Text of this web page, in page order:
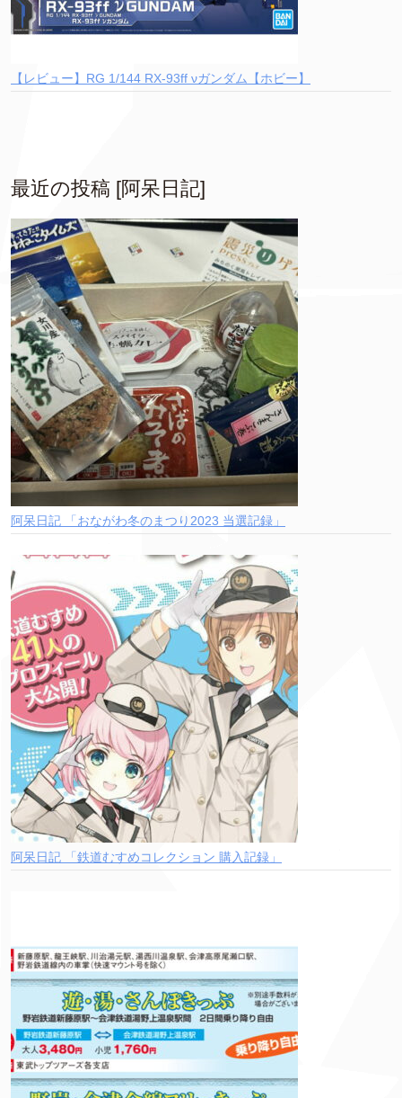
【レビュー】RG 1/144 RX-93ff νガンダム【ホビー】
最近の投稿 [阿呆日記]
阿呆日記 「おながわ冬のまつり2023 当選記録」
阿呆日記 「鉄道むすめコレクション 購入記録」